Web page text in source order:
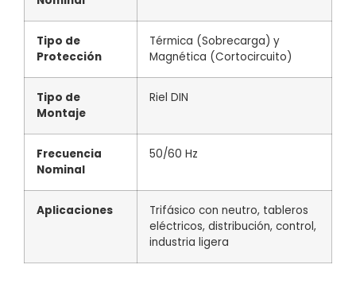
Tipo de
Protección
Térmica (Sobrecarga) y
Magnética (Cortocircuito)
Tipo de
Montaje
Riel DIN
Frecuencia
Nominal
50/60 Hz
Aplicaciones
Trifásico con neutro, tableros
eléctricos, distribución, control,
industria ligera